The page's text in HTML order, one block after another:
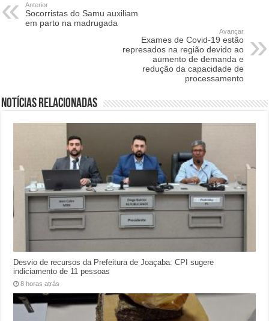
Anterior
Socorristas do Samu auxiliam
em parto na madrugada
Avançar
Exames de Covid-19 estão
represados na região devido ao
aumento de demanda e
redução da capacidade de
processamento
Notícias relacionadas
Desvio de recursos da Prefeitura de Joaçaba: CPI sugere
indiciamento de 11 pessoas
8 horas atrás